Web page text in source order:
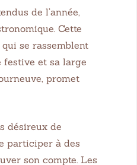
de l’année,
Cette
se rassemblent
festive et sa large
promet
désireux de
participer à des
son compte. Les